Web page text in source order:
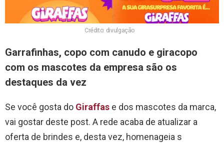
Crédito: divulgação
Garrafinhas, copo com canudo e giracopo
com os mascotes da empresa são os
destaques da vez
Se você gosta do Giraffas e dos mascotes da marca,
vai gostar deste post. A rede acaba de atualizar a
oferta de brindes e, desta vez, homenageia s